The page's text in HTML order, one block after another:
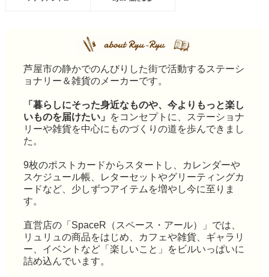
芦屋市の静かでのんびりした街で活動するステーシ
ョナリー＆雑貨のメーカーです。
「暮らしにそった身近なものや、今よりもっと楽し
いものを届けたい」
をコンセプトに、ステーショナ
リーや雑貨を中心にものづくりの道を歩んできまし
た。
9枚のポストカードからスタートし、カレンダーや
スケジュール帳、レターセットやグリーティングカ
ードなど、少しずつアイテムを増やし今に至りま
す。
直営店の「SpaceR（スペース・アール）」では、
リュリュの商品をはじめ、カフェや雑貨、ギャラリ
ー、イベントなど「楽しいこと」をビルいっぱいに
詰め込んでいます。